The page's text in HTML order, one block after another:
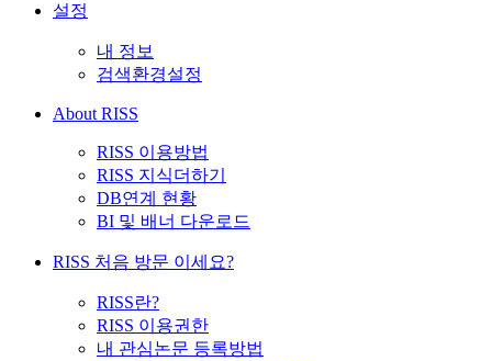
설정
내 정보
검색환경설정
About RISS
RISS 이용방법
RISS 지식더하기
DB연계 현황
BI 및 배너 다운로드
RISS 처음 방문 이세요?
RISS란?
RISS 이용권한
내 관심논문 등록방법